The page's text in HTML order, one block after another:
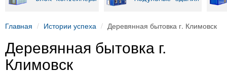
Главная Истории успеха Деревянная бытовка г. Климовск
Деревянная бытовка г.
Климовск